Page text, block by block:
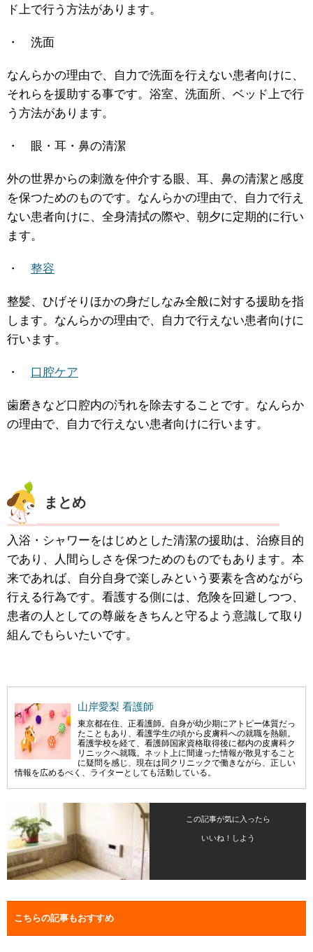
ド上で行う方法があります。
・ 洗面
なんらかの理由で、自力で洗面を行えない患者向けに、
それらを援助する事です。浴室、洗面所、ベッド上で行
う方法があります。
・ 眼・耳・鼻の清潔
外の世界からの刺激を仲介する眼、耳、鼻の清潔と感度
を保つためのものです。なんらかの理由で、自力で行え
ない患者向けに、全身清拭の際や、朝夕に定期的に行い
ます。
・ 整容
整髪、ひげそりほかの身だしなみ全般に対する援助を指
します。なんらかの理由で、自力で行えない患者向けに
行います。
・ 口腔ケア
歯磨きなど口腔内の汚れを除去することです。なんらか
の理由で、自力で行えない患者向けに行います。
まとめ
入浴・シャワーをはじめとした清潔の援助は、治療目的
であり、人間らしさを保つためのものでもあります。本
来であれば、自分自身で楽しみという要素を含めながら
行える行為です。看護する側には、危険を回避しつつ、
患者の人としての尊厳をきちんと守るよう意識して取り
組んでもらいたいです。
山岸愛梨 看護師
東京都在住、正看護師。自身が幼少期にアトピー体質だっ
たこともあり、看護学生の頃から皮膚科への就職を熱願。
看護学校を経て、看護師国家資格取得後に都内の皮膚科ク
リニックへ就職。ネット上に間違った情報が散見すること
に疑問を感じ、現在は同クリニックで働きながら、正しい
情報を広めるべく、ライターとしても活動している。
この記事が気に入ったら
いいね！しよう
こちらの記事もおすすめ